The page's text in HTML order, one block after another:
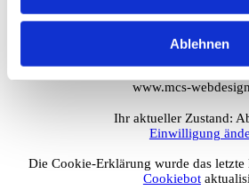
Ablehnen
Sie uns bezüglich Ihrer
www.mcs-
Ihr aktueller Zustand:
Einwilligung
Die Cookie-Erklärung wurde das
Cookiebot